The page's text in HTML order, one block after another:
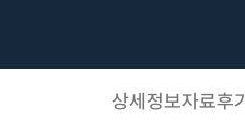
상세정보자료후기